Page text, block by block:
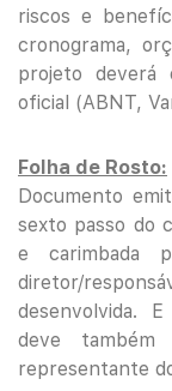
riscos e
cronograma,
projeto deverá
oficial (ABNT,
Folha de Rosto:
Documento
sexto passo do
e carimbada
diretor/
desenvolvida.
deve também
representante